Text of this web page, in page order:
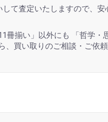
て査定いたしますので、安
揃い」以外にも 「哲学・
、買い取りのご相談・ご依